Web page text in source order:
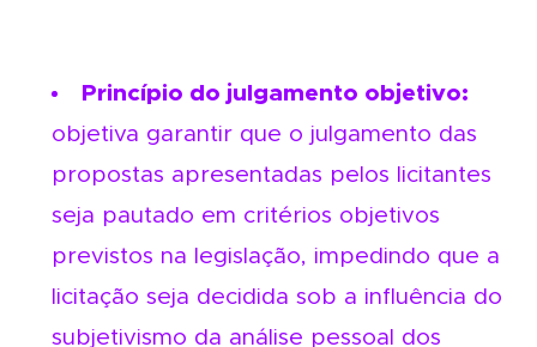
Princípio do julgamento objetivo:
objetiva garantir que o julgamento das
propostas apresentadas pelos licitantes
seja pautado em critérios objetivos
previstos na legislação, impedindo que a
licitação seja decidida sob a influência do
subjetivismo da análise pessoal dos